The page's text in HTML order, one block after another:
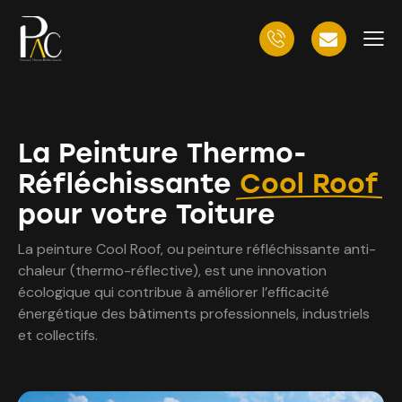
La Peinture Thermo-
Réfléchissante Cool Roof
pour votre Toiture
La peinture Cool Roof, ou peinture réfléchissante anti-
chaleur (thermo-réflective), est une innovation
écologique qui contribue à améliorer l’efficacité
énergétique des bâtiments professionnels, industriels
et collectifs.